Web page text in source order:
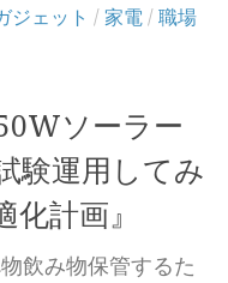
ジェット / 家電 / 職場
ソーラー
験運用してみ
計画』
飲み物保管するた